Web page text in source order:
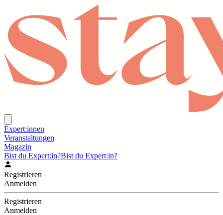
Expert:innen
Veranstaltungen
Magazin
Bist du Expert:in?Bist du Expert:in?
Registrieren
Anmelden
Registrieren
Anmelden